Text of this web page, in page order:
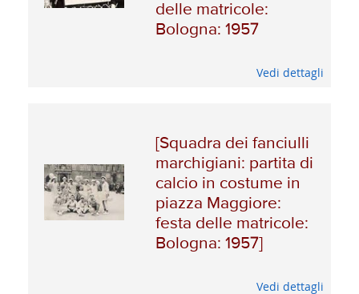
delle matricole:
Bologna: 1957
Vedi dettagli
[Squadra dei fanciulli
marchigiani: partita di
calcio in costume in
piazza Maggiore:
festa delle matricole:
Bologna: 1957]
Vedi dettagli